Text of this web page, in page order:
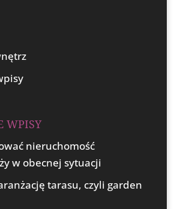
WPISY
nieruchomość
w obecnej sytuacji
tarasu, czyli garden